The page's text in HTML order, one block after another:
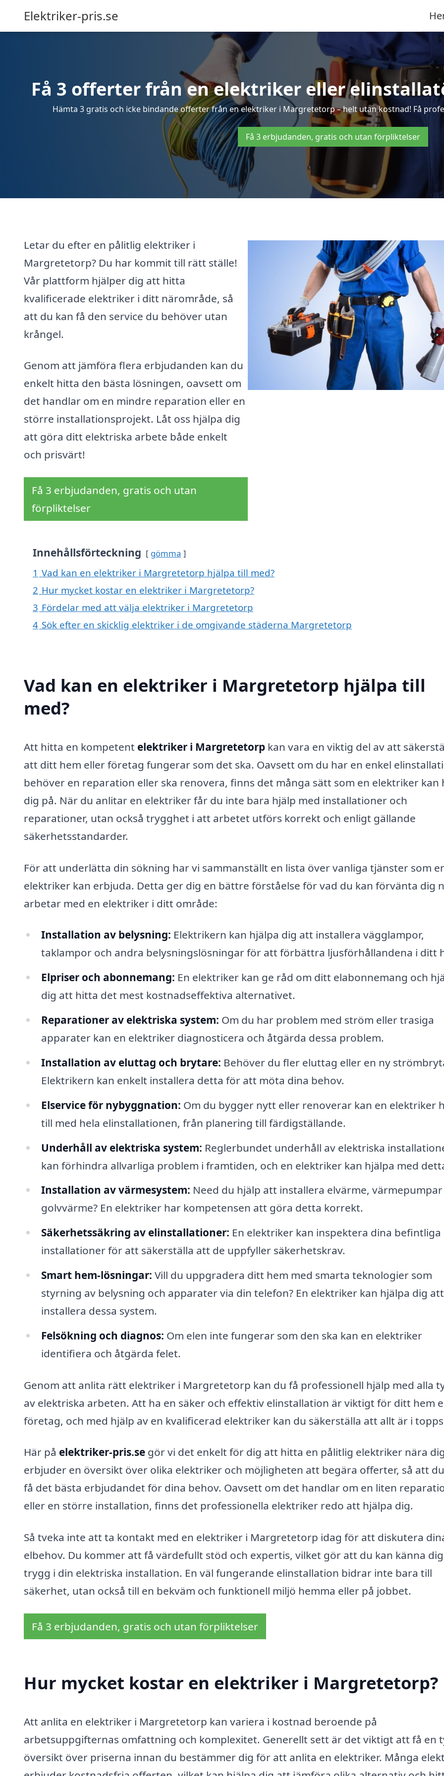
Elektriker-pris.se
Få 3 offerter från en elektriker eller
Hämta 3 gratis och icke bindande offerter från en elektriker i Margretetorp – helt utan kostnad! Få
Få 3 erbjudanden, gratis och utan förpliktelser
Letar du efter en pålitlig elektriker i
Margretetorp? Du har kommit till rätt ställe!
Vår plattform hjälper dig att hitta
kvalificerade elektriker i ditt närområde, så
att du kan få den service du behöver utan
krångel.
Genom att jämföra flera erbjudanden kan du
enkelt hitta den bästa lösningen, oavsett om
det handlar om en mindre reparation eller en
större installationsprojekt. Låt oss hjälpa dig
att göra ditt elektriska arbete både enkelt
och prisvärt!
Få 3 erbjudanden, gratis och utan
förpliktelser
Innehållsförteckning gömma
1 Vad kan en elektriker i Margretetorp hjälpa till med?
2 Hur mycket kostar en elektriker i Margretetorp?
3 Fördelar med att välja elektriker i Margretetorp
4 Sök efter en skicklig elektriker i de omgivande städerna Margretetorp
Vad kan en elektriker i Margretetorp hjälpa till
med?
Att hitta en kompetent elektriker i Margretetorp kan vara en viktig del av att
att ditt hem eller företag fungerar som det ska. Oavsett om du har en enkel
behöver en reparation eller ska renovera, finns det många sätt som en elektriker kan
dig på. När du anlitar en elektriker får du inte bara hjälp med installationer och
reparationer, utan också trygghet i att arbetet utförs korrekt och enligt gällande
säkerhetsstandarder.
För att underlätta din sökning har vi sammanställt en lista över vanliga tjänster som
elektriker kan erbjuda. Detta ger dig en bättre förståelse för vad du kan förvänta dig
arbetar med en elektriker i ditt område:
Installation av belysning: Elektrikern kan hjälpa dig att installera vägglampor,
taklampor och andra belysningslösningar för att förbättra ljusförhållandena i ditt
Elpriser och abonnemang: En elektriker kan ge råd om ditt elabonnemang och
dig att hitta det mest kostnadseffektiva alternativet.
Reparationer av elektriska system: Om du har problem med ström eller trasiga
apparater kan en elektriker diagnosticera och åtgärda dessa problem.
Installation av eluttag och brytare: Behöver du fler eluttag eller en ny
Elektrikern kan enkelt installera detta för att möta dina behov.
Elservice för nybyggnation: Om du bygger nytt eller renoverar kan en elektriker
till med hela elinstallationen, från planering till färdigställande.
Underhåll av elektriska system: Reglerbundet underhåll av elektriska
kan förhindra allvarliga problem i framtiden, och en elektriker kan hjälpa med
Installation av värmesystem: Need du hjälp att installera elvärme,
golvvärme? En elektriker har kompetensen att göra detta korrekt.
Säkerhetssäkring av elinstallationer: En elektriker kan inspektera dina befintliga
installationer för att säkerställa att de uppfyller säkerhetskrav.
Smart hem-lösningar: Vill du uppgradera ditt hem med smarta teknologier som
styrning av belysning och apparater via din telefon? En elektriker kan hjälpa dig att
installera dessa system.
Felsökning och diagnos: Om elen inte fungerar som den ska kan en elektriker
identifiera och åtgärda felet.
Genom att anlita rätt elektriker i Margretetorp kan du få professionell hjälp med alla
av elektriska arbeten. Att ha en säker och effektiv elinstallation är viktigt för ditt hem
företag, och med hjälp av en kvalificerad elektriker kan du säkerställa att allt är i
Här på elektriker-pris.se gör vi det enkelt för dig att hitta en pålitlig elektriker nära
erbjuder en översikt över olika elektriker och möjligheten att begära offerter, så att
få det bästa erbjudandet för dina behov. Oavsett om det handlar om en liten
eller en större installation, finns det professionella elektriker redo att hjälpa dig.
Så tveka inte att ta kontakt med en elektriker i Margretetorp idag för att diskutera
elbehov. Du kommer att få värdefullt stöd och expertis, vilket gör att du kan känna dig
trygg i din elektriska installation. En väl fungerande elinstallation bidrar inte bara till
säkerhet, utan också till en bekväm och funktionell miljö hemma eller på jobbet.
Få 3 erbjudanden, gratis och utan förpliktelser
Hur mycket kostar en elektriker i Margretetorp?
Att anlita en elektriker i Margretetorp kan variera i kostnad beroende på
arbetsuppgifternas omfattning och komplexitet. Generellt sett är det viktigt att få en
översikt över priserna innan du bestämmer dig för att anlita en elektriker. Många